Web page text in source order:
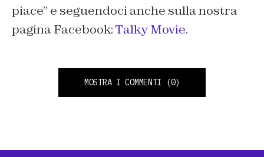
piace” e seguendoci anche sulla nostra
pagina Facebook:Talky Movie.
MOSTRA I COMMENTI (0)